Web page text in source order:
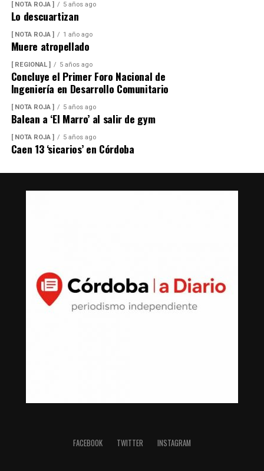
[ NOTA ROJA ] 5 años ago
Lo descuartizan
[ NOTA ROJA ] 1 año ago
Muere atropellado
[ REGIONAL ] 5 años ago
Concluye el Primer Foro Nacional de
Ingeniería en Desarrollo Comunitario
[ NOTA ROJA ] 5 años ago
Balean a ‘El Marro’ al salir de gym
[ NOTA ROJA ] 5 años ago
Caen 13 ‘sicarios’ en Córdoba
FACEBOOK TWITTER INSTAGRAM